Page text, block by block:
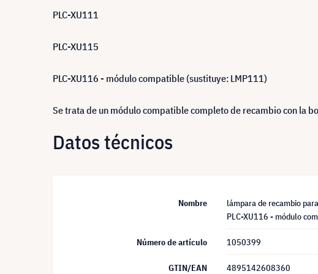
PLC-XU111
PLC-XU115
PLC-XU116 - módulo compatible (sustituye: LMP111)
Se trata de un módulo compatible completo de recambio con la
Datos técnicos
Nombre
lámpara de recambio
PLC-XU116 - módulo
Número de artículo 1050399
GTIN/EAN 4895142608360